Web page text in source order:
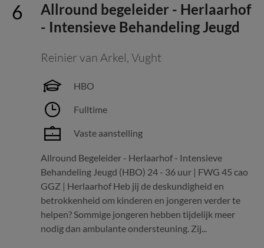
Allround begeleider - Herlaarhof
- Intensieve Behandeling Jeugd
Reinier van Arkel, Vught
HBO
Fulltime
Vaste aanstelling
Allround Begeleider - Herlaarhof - Intensieve
Behandeling Jeugd (HBO) 24 - 36 uur | FWG 45 cao
GGZ | Herlaarhof Heb jij de deskundigheid en
betrokkenheid om kinderen en jongeren verder te
helpen? Sommige jongeren hebben tijdelijk meer
nodig dan ambulante ondersteuning. Zij...